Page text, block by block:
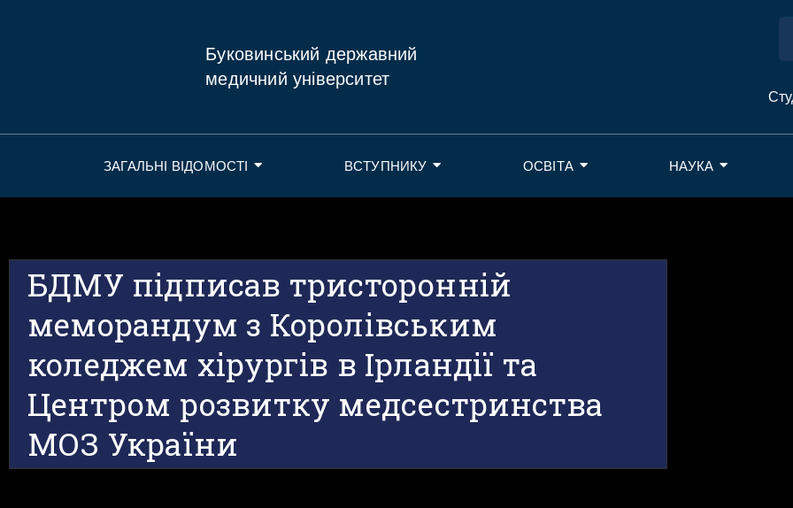
Буковинський державний
медичний університет
ЗАГАЛЬНІ ВІДОМОСТІ ВСТУПНИКУ ОСВІТА НАУКА
БДМУ підписав тристоронній
меморандум з Королівським
коледжем хірургів в Ірландії та
Центром розвитку медсестринства
МОЗ України